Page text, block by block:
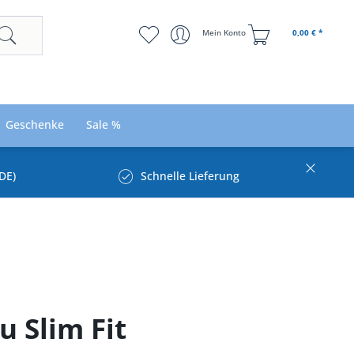
Mein Konto 0,00 € *
Geschenke Sale %
Schnelle Lieferung
Slim Fit